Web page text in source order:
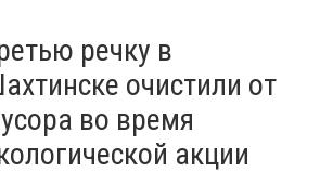
речку в
очистили от
во время
акции